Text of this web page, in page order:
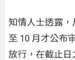
知情人士透露，
至 10 月才公布
放行，在截止日